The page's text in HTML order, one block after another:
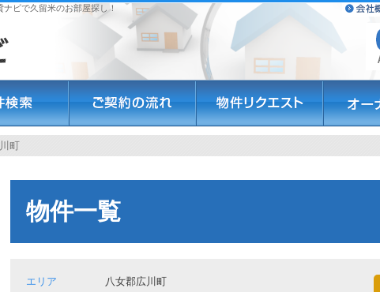
ビで久留米のお部屋探し！
町
物件一覧
エリア 八女郡広川町